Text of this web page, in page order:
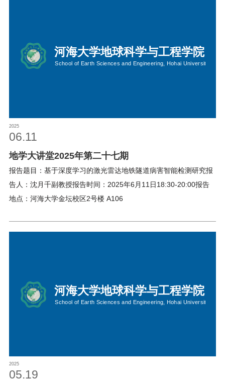
2025
06.11
地学大讲堂2025年第二十七期
报告题目：基于深度学习的激光雷达地铁隧道病害智能检测研究报
告人：沈月千副教授报告时间：2025年6月11日18:30-20:00报告
地点：河海大学金坛校区2号楼 A106
2025
05.19